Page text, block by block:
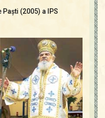
(2005) a IPS